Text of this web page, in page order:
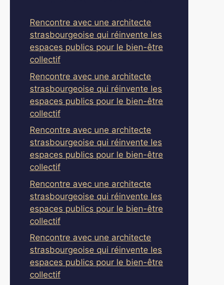
Rencontre avec une architecte
strasbourgeoise qui réinvente les
espaces publics pour le bien-être
collectif
Rencontre avec une architecte
strasbourgeoise qui réinvente les
espaces publics pour le bien-être
collectif
Rencontre avec une architecte
strasbourgeoise qui réinvente les
espaces publics pour le bien-être
collectif
Rencontre avec une architecte
strasbourgeoise qui réinvente les
espaces publics pour le bien-être
collectif
Rencontre avec une architecte
strasbourgeoise qui réinvente les
espaces publics pour le bien-être
collectif